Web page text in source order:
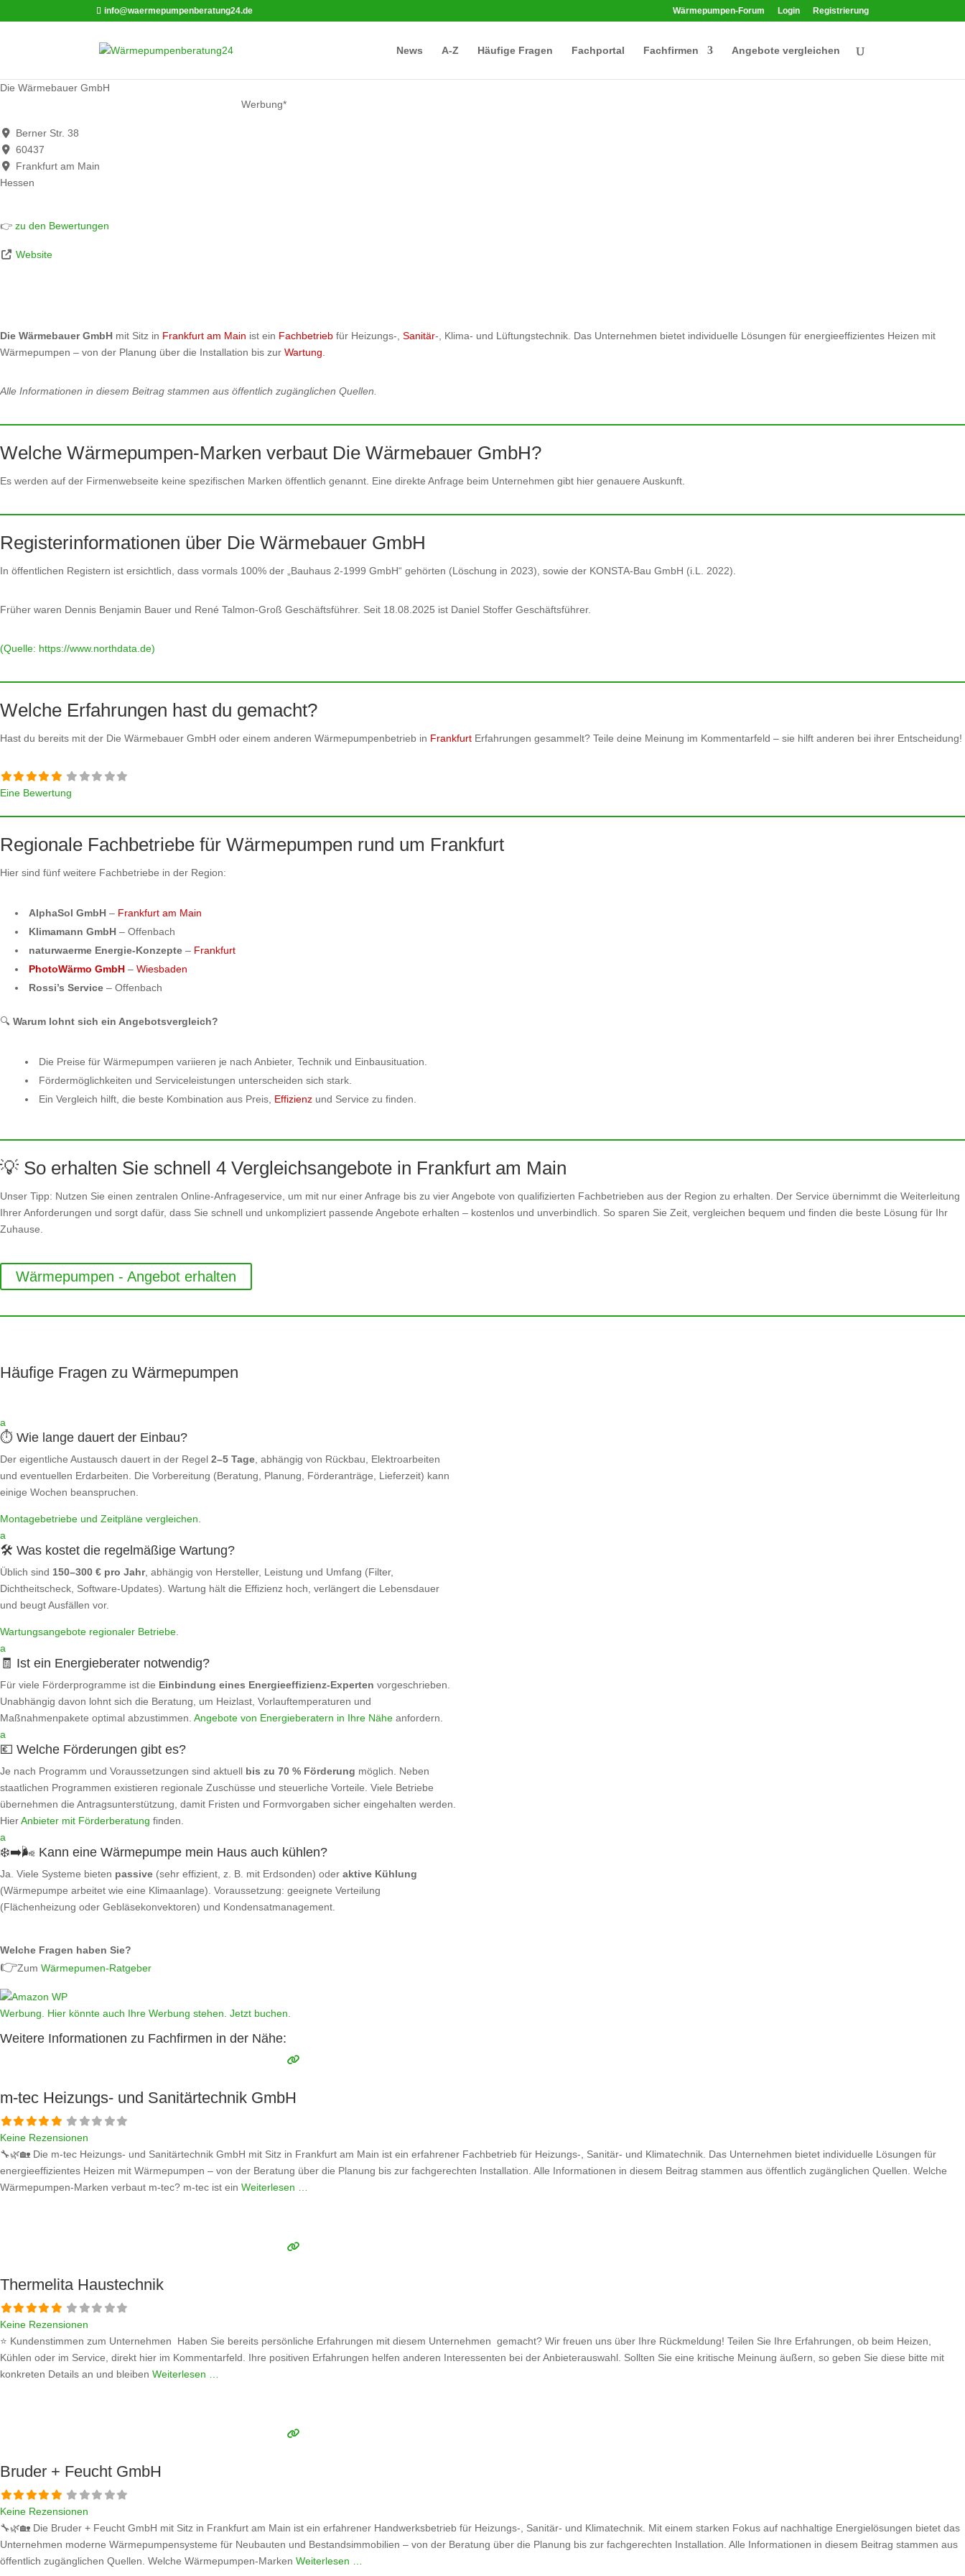
info@waermepumpenberatung24.de Wärmepumpen-Forum Login Registrierung
News A-Z Häufige Fragen Fachportal Fachfirmen Angebote vergleichen
Die Wärmebauer GmbH
Werbung*
Berner Str. 38
60437
Frankfurt am Main
Hessen
👉 zu den Bewertungen
Website
Die Wärmebauer GmbH mit Sitz in Frankfurt am Main ist ein Fachbetrieb für Heizungs-, Sanitär-, Klima- und Lüftungstechnik. Das Unternehmen bietet individuelle Lösungen für energieeffizientes Heizen mit
Wärmepumpen – von der Planung über die Installation bis zur Wartung.
Alle Informationen in diesem Beitrag stammen aus öffentlich zugänglichen Quellen.
Welche Wärmepumpen-Marken verbaut Die Wärmebauer GmbH?
Es werden auf der Firmenwebseite keine spezifischen Marken öffentlich genannt. Eine direkte Anfrage beim Unternehmen gibt hier genauere Auskunft.
Registerinformationen über Die Wärmebauer GmbH
In öffentlichen Registern ist ersichtlich, dass vormals 100% der „Bauhaus 2-1999 GmbH“ gehörten (Löschung in 2023), sowie der KONSTA-Bau GmbH (i.L. 2022).
Früher waren Dennis Benjamin Bauer und René Talmon-Groß Geschäftsführer. Seit 18.08.2025 ist Daniel Stoffer Geschäftsführer.
(Quelle: https://www.northdata.de)
Welche Erfahrungen hast du gemacht?
Hast du bereits mit der Die Wärmebauer GmbH oder einem anderen Wärmepumpenbetrieb in Frankfurt Erfahrungen gesammelt? Teile deine Meinung im Kommentarfeld – sie hilft anderen bei ihrer Entscheidung!
Eine Bewertung
Regionale Fachbetriebe für Wärmepumpen rund um Frankfurt
Hier sind fünf weitere Fachbetriebe in der Region:
AlphaSol GmbH – Frankfurt am Main
Klimamann GmbH – Offenbach
naturwaerme Energie-Konzepte – Frankfurt
PhotoWärmo GmbH – Wiesbaden
Rossi’s Service – Offenbach
🔍 Warum lohnt sich ein Angebotsvergleich?
Die Preise für Wärmepumpen variieren je nach Anbieter, Technik und Einbausituation.
Fördermöglichkeiten und Serviceleistungen unterscheiden sich stark.
Ein Vergleich hilft, die beste Kombination aus Preis, Effizienz und Service zu finden.
💡 So erhalten Sie schnell 4 Vergleichsangebote in Frankfurt am Main
Unser Tipp: Nutzen Sie einen zentralen Online-Anfrageservice, um mit nur einer Anfrage bis zu vier Angebote von qualifizierten Fachbetrieben aus der Region zu erhalten. Der Service übernimmt die Weiterleitung
Ihrer Anforderungen und sorgt dafür, dass Sie schnell und unkompliziert passende Angebote erhalten – kostenlos und unverbindlich. So sparen Sie Zeit, vergleichen bequem und finden die beste Lösung für Ihr
Zuhause.
Wärmepumpen - Angebot erhalten
Häufige Fragen zu Wärmepumpen
a
⏱️ Wie lange dauert der Einbau?
Der eigentliche Austausch dauert in der Regel 2–5 Tage , abhängig von Rückbau, Elektroarbeiten
und eventuellen Erdarbeiten. Die Vorbereitung (Beratung, Planung, Förderanträge, Lieferzeit) kann
einige Wochen beanspruchen.
Montagebetriebe und Zeitpläne vergleichen
a
🛠️ Was kostet die regelmäßige Wartung?
Üblich sind 150–300 € pro Jahr, abhängig von Hersteller, Leistung und Umfang (Filter,
Dichtheitscheck, Software‑Updates). Wartung hält die Effizienz hoch, verlängert die Lebensdauer
und beugt Ausfällen vor.
Wartungsangebote regionaler Betriebe
a
🧾 Ist ein Energieberater notwendig?
Für viele Förderprogramme ist die Einbindung eines Energieeffizienz‑Experten vorgeschrieben.
Unabhängig davon lohnt sich die Beratung, um Heizlast, Vorlauftemperaturen und
Maßnahmenpakete optimal abzustimmen. Angebote von Energieberatern in Ihre Nähe anfordern.
a
💶 Welche Förderungen gibt es?
Je nach Programm und Voraussetzungen sind aktuell bis zu 70 % Förderung möglich. Neben
staatlichen Programmen existieren regionale Zuschüsse und steuerliche Vorteile. Viele Betriebe
übernehmen die Antragsunterstützung, damit Fristen und Formvorgaben sicher eingehalten werden.
HierAnbieter mit Förderberatung finden.
a
❄️➡️🌬️ Kann eine Wärmepumpe mein Haus auch kühlen?
Ja. Viele Systeme bieten passive (sehr effizient, z. B. mit Erdsonden) oder aktive Kühlung
(Wärmepumpe arbeitet wie eine Klimaanlage). Voraussetzung: geeignete Verteilung
(Flächenheizung oder Gebläsekonvektoren) und Kondensatmanagement.
Welche Fragen haben Sie?
👉Zum Wärmepumen-Ratgeber
Werbung. Hier könnte auch Ihre Werbung stehen. Jetzt buchen.
Weitere Informationen zu Fachfirmen in der Nähe:
m-tec Heizungs- und Sanitärtechnik GmbH
Keine Rezensionen
🔧🌿🏡 Die m-tec Heizungs- und Sanitärtechnik GmbH mit Sitz in Frankfurt am Main ist ein erfahrener Fachbetrieb für Heizungs-, Sanitär- und Klimatechnik. Das Unternehmen bietet individuelle Lösungen für
energieeffizientes Heizen mit Wärmepumpen – von der Beratung über die Planung bis zur fachgerechten Installation. Alle Informationen in diesem Beitrag stammen aus öffentlich zugänglichen Quellen. Welche
Wärmepumpen-Marken verbaut m-tec? m-tec ist ein Weiterlesen …
Thermelita Haustechnik
Keine Rezensionen
⭐ Kundenstimmen zum Unternehmen Haben Sie bereits persönliche Erfahrungen mit diesem Unternehmen gemacht? Wir freuen uns über Ihre Rückmeldung! Teilen Sie Ihre Erfahrungen, ob beim Heizen,
Kühlen oder im Service, direkt hier im Kommentarfeld. Ihre positiven Erfahrungen helfen anderen Interessenten bei der Anbieterauswahl. Sollten Sie eine kritische Meinung äußern, so geben Sie diese bitte mit
konkreten Details an und bleiben Weiterlesen …
Bruder + Feucht GmbH
Keine Rezensionen
🔧🌿🏡 Die Bruder + Feucht GmbH mit Sitz in Frankfurt am Main ist ein erfahrener Handwerksbetrieb für Heizungs-, Sanitär- und Klimatechnik. Mit einem starken Fokus auf nachhaltige Energielösungen bietet das
Unternehmen moderne Wärmepumpensysteme für Neubauten und Bestandsimmobilien – von der Beratung über die Planung bis zur fachgerechten Installation. Alle Informationen in diesem Beitrag stammen aus
öffentlich zugänglichen Quellen. Welche Wärmepumpen-Marken Weiterlesen …